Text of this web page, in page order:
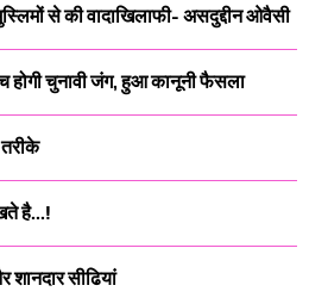
से की वादाखिलाफी- असदुद्दीन ओवैसी
होगी चुनावी जंग, हुआ कानूनी फैसला
है...!
शानदार सीढियां